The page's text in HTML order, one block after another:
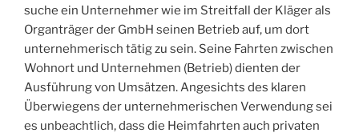
suche ein Unternehmer wie im Streitfall der Kläger als
Organträger der GmbH seinen Betrieb auf, um dort
unternehmerisch tätig zu sein. Seine Fahrten zwischen
Wohnort und Unternehmen (Betrieb) dienten der
Ausführung von Umsätzen. Angesichts des klaren
Überwiegens der unternehmerischen Verwendung sei
es unbeachtlich, dass die Heimfahrten auch privaten